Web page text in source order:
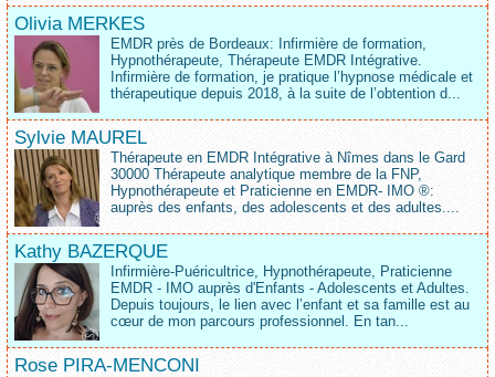
Olivia MERKES
EMDR près de Bordeaux: Infirmière de formation,
Hypnothérapeute, Thérapeute EMDR Intégrative.
Infirmière de formation, je pratique l’hypnose médicale et
thérapeutique depuis 2018, à la suite de l’obtention d...
Sylvie MAUREL
Thérapeute en EMDR Intégrative à Nîmes dans le Gard
30000 Thérapeute analytique membre de la FNP,
Hypnothérapeute et Praticienne en EMDR- IMO ®:
auprès des enfants, des adolescents et des adultes....
Kathy BAZERQUE
Infirmière-Puéricultrice, Hypnothérapeute, Praticienne
EMDR - IMO auprès d'Enfants - Adolescents et Adultes.
Depuis toujours, le lien avec l’enfant et sa famille est au
cœur de mon parcours professionnel. En tan...
Rose PIRA-MENCONI